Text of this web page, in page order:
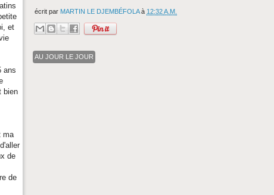
et
ans
bien
ma
de
de
écrit par MARTIN LE DJEMBÉFOLAà 12:32 A.M.
AU JOUR LE JOUR